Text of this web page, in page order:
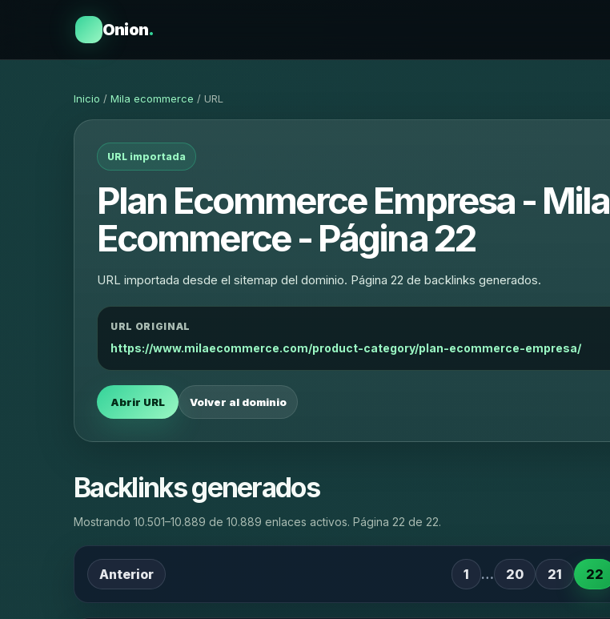
Onion.
Inicio / Mila ecommerce / URL
URL importada
Plan Ecommerce Empresa - Mila
Ecommerce - Página 22
URL importada desde el sitemap del dominio. Página 22 de backlinks generados.
URL ORIGINAL
https://www.milaecommerce.com/product-category/plan-ecommerce-empresa/
Abrir URL Volver al dominio
Backlinks generados
Mostrando 10.501–10.889 de 10.889 enlaces activos. Página 22 de 22.
Anterior 1 … 20 21 22